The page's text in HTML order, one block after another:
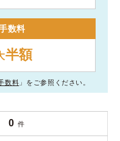
数料
半額
数料 」をご参照ください。
0 件